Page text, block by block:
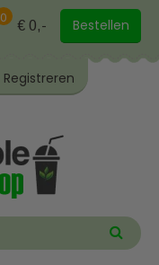
0 € 0,- Bestellen
Registreren